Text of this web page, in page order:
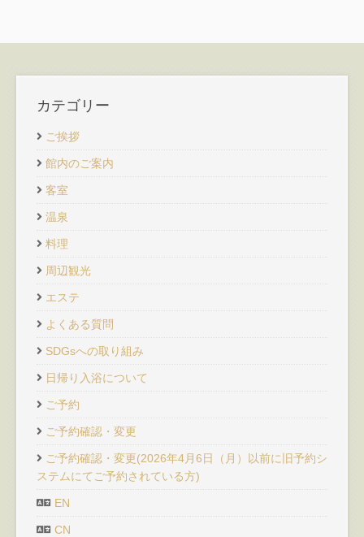
カテゴリー
ご挨拶
館内のご案内
客室
温泉
料理
周辺観光
エステ
よくある質問
SDGsへの取り組み
日帰り入浴について
ご予約
ご予約確認・変更
ご予約確認・変更(2026年4月6日（月）以前に旧予約シ
ステムにてご予約されている方)
EN
CN